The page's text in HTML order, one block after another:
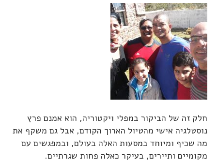
חלק זה של הביקור במפלי ויקטוריה, הוא אמנם פרץ
נוסטלגיה אישי מהטיול הארוך הקודם, אבל גם משקף את
מה שכיף ומיוחד במסעות האלה בעולם, ובמפגשים עם
מקומיים ותיירים, בעיקר כאלה פחות שגרתיים.